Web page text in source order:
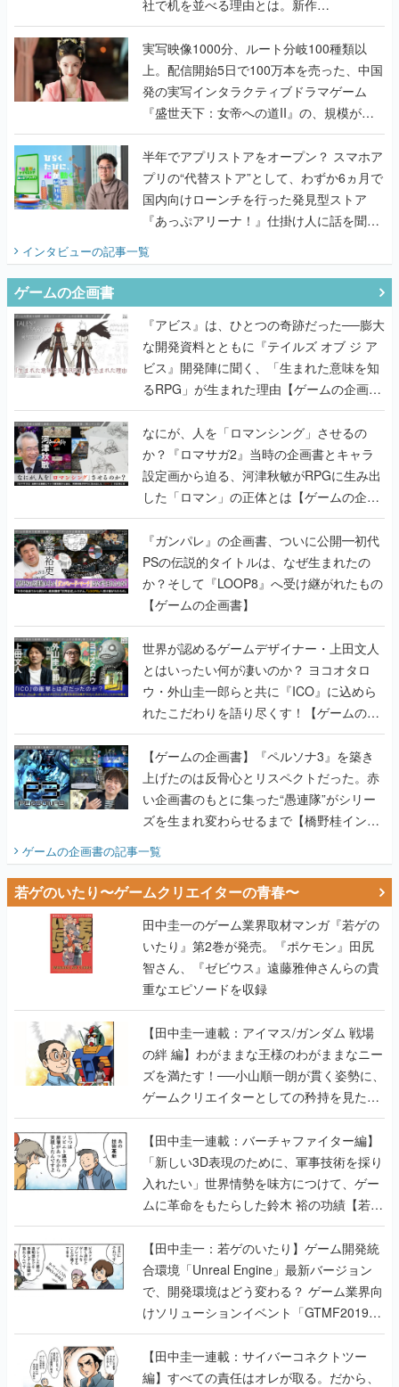
社で机を並べる理由とは。新作
『TATSUJIN EXTREME』で初タッグを組
んだレジェンド2人に訊く開発秘話
実写映像1000分、ルート分岐100種類以
上。配信開始5日で100万本を売った、中国
発の実写インタラクティブドラマゲーム
『盛世天下：女帝への道II』の、規模が違
うこだわりをプロデューサーに聞いた
半年でアプリストアをオープン？ スマホア
プリの“代替ストア”として、わずか6ヵ月で
国内向けローンチを行った発見型ストア
『あっぷアリーナ！』仕掛け人に話を聞い
インタビューの記事一覧
ゲームの企画書
『アビス』は、ひとつの奇跡だった──膨大
な開発資料とともに『テイルズ オブ ジ ア
ビス』開発陣に聞く、「生まれた意味を知
るRPG」が生まれた理由【ゲームの企画
書】
なにが、人を「ロマンシング」させるの
か？『ロマサガ2』当時の企画書とキャラ
設定画から迫る、河津秋敏がRPGに生み出
した「ロマン」の正体とは【ゲームの企画
書】
『ガンパレ』の企画書、ついに公開━初代
PSの伝説的タイトルは、なぜ生まれたの
か？そして『LOOP8』へ受け継がれたもの
【ゲームの企画書】
世界が認めるゲームデザイナー・上田文人
とはいったい何が凄いのか？ ヨコオタロ
ウ・外山圭一郎らと共に『ICO』に込めら
れたこだわりを語り尽くす！【ゲームの企
画書】
【ゲームの企画書】『ペルソナ3』を築き
上げたのは反骨心とリスペクトだった。赤
い企画書のもとに集った“愚連隊”がシリー
ズを生まれ変わらせるまで【橋野桂インタ
ゲームの企画書の記事一覧
若ゲのいたり〜ゲームクリエイターの青春〜
田中圭一のゲーム業界取材マンガ『若ゲの
いたり』第2巻が発売。『ポケモン』田尻
智さん、『ゼビウス』遠藤雅伸さんらの貴
重なエピソードを収録
【田中圭一連載：アイマス/ガンダム 戦場
の絆 編】わがままな王様のわがままなニー
ズを満たす！──小山順一朗が貫く姿勢に、
ゲームクリエイターとしての矜持を見た
【若ゲのいたり最終回】
【田中圭一連載：バーチャファイター編】
「新しい3D表現のために、軍事技術を採り
入れたい」世界情勢を味方につけて、ゲー
ムに革命をもたらした鈴木 裕の功績【若ゲ
のいたり】
【田中圭一：若ゲのいたり】ゲーム開発統
合環境「Unreal Engine」最新バージョン
で、開発環境はどう変わる？ ゲーム業界向
けソリューションイベント「GTMF2019」
に行って、より理解を深めよう【PR】
【田中圭一連載：サイバーコネクトツー
編】すべての責任はオレが取る。だから、